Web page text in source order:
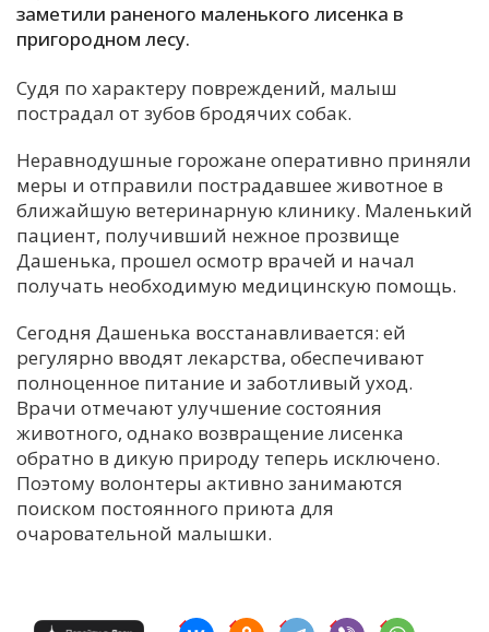
Н
Ч
Я
заметили раненого маленького лисенка в
пригородном лесу.
Судя по характеру повреждений, малыш
пострадал от зубов бродячих собак.
Неравнодушные горожане оперативно приняли
меры и отправили пострадавшее животное в
ближайшую ветеринарную клинику. Маленький
пациент, получивший нежное прозвище
Дашенька, прошел осмотр врачей и начал
получать необходимую медицинскую помощь.
Сегодня Дашенька восстанавливается: ей
регулярно вводят лекарства, обеспечивают
полноценное питание и заботливый уход.
Врачи отмечают улучшение состояния
животного, однако возвращение лисенка
обратно в дикую природу теперь исключено.
Поэтому волонтеры активно занимаются
поиском постоянного приюта для
очаровательной малышки.